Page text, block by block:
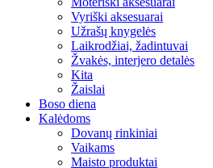
Vyriški aksesuarai
Užrašų knygelės
Laikrodžiai, žadintuvai
Žvakės, interjero detalės
Kita
Žaislai
Boso diena
Kalėdoms
Dovanų rinkiniai
Vaikams
Maisto produktai